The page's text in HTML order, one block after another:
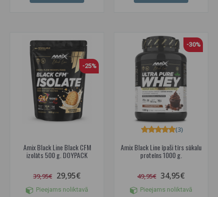
-25%
Amix Black Line Black CFM
izolāts 500 g. DOYPACK
39,95€ 29,95€
Pieejams noliktavā
-30%
Amix Black Line īpaši tīrs sūkalu
proteīns 1000 g.
(3)
49,95€ 34,95€
Pieejams noliktavā